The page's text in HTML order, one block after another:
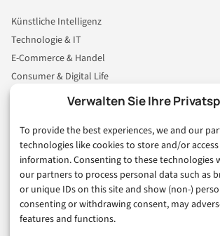
Verwalten Sie Ihre
To provide the best experiences, we and our
technologies like cookies to store and/or
information. Consenting to these technologies
our partners to process personal data such as
or unique IDs on this site and show (non-)
consenting or withdrawing consent, may
features and functions.
Künstliche Intelligenz
Technologie & IT
E-Commerce & Handel
Consumer & Digital Life
Business & Karriere
Sicherheit & Recht
Digitalisierung
Marketing
Magazin